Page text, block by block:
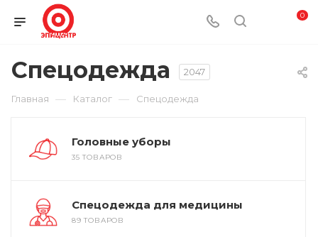
0
Спецодежда 2047
Главная — Каталог — Спецодежда
Головные уборы
35 ТОВАРОВ
Спецодежда для медицины
89 ТОВАРОВ